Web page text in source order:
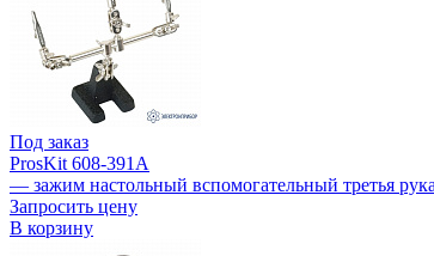
Под заказ
ProsKit 608-391A
— зажим настольный вспомогательный третья
Запросить цену
В корзину